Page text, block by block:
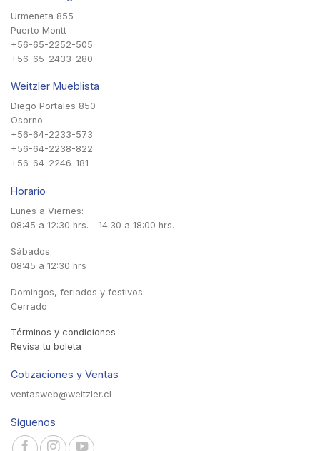
Urmeneta 855
Puerto Montt
+56-65-2252-505
+56-65-2433-280
Weitzler Mueblista
Diego Portales 850
Osorno
+56-64-2233-573
+56-64-2238-822
+56-64-2246-181
Horario
Lunes a Viernes:
08:45 a 12:30 hrs. - 14:30 a 18:00 hrs.
Sábados:
08:45 a 12:30 hrs
Domingos, feriados y festivos:
Cerrado
Términos y condiciones
Revisa tu boleta
Cotizaciones y Ventas
ventasweb@weitzler.cl
Síguenos